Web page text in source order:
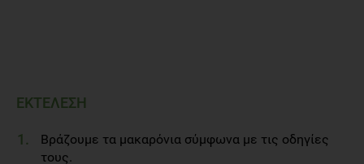
ΕΚΤΕΛΕΣΗ
Βράζουμε τα μακαρόνια σύμφωνα με τις οδηγίες
τους.